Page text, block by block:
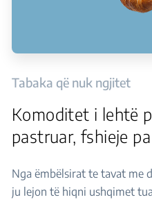
Tabaka që nuk ngjitet
Komoditet i lehtë
pastruar, fshieje
Nga ëmbëlsirat te tavat me
ju lejon të hiqni ushqimet